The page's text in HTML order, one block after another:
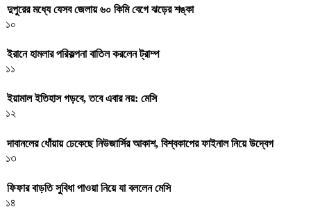
দুপুরের মধ্যে যেসব জেলায় ৬০ কিমি বেগে ঝড়ের শঙ্কা
১০
ইরানে হামলার পরিকল্পনা বাতিল করলেন ট্রাম্প
১১
ইয়ামাল ইতিহাস গড়বে, তবে এবার নয়: মেসি
১২
দাবানলের ধোঁয়ায় ঢেকেছে নিউজার্সির আকাশ, বিশ্বকাপের ফাইনাল নিয়ে উদ্বেগ
১৩
ফিফার বাড়তি সুবিধা পাওয়া নিয়ে যা বললেন মেসি
১৪